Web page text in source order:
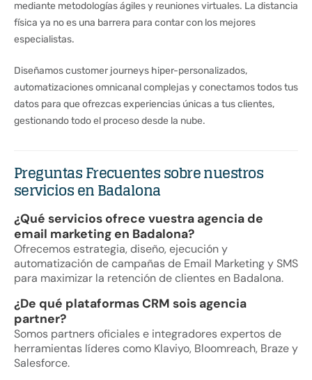
mediante metodologías ágiles y reuniones virtuales. La distancia
física ya no es una barrera para contar con los mejores
especialistas.
Diseñamos customer journeys hiper-personalizados,
automatizaciones omnicanal complejas y conectamos todos tus
datos para que ofrezcas experiencias únicas a tus clientes,
gestionando todo el proceso desde la nube.
Preguntas Frecuentes sobre nuestros
servicios en Badalona
¿Qué servicios ofrece vuestra agencia de
email marketing en Badalona?
Ofrecemos estrategia, diseño, ejecución y
automatización de campañas de Email Marketing y SMS
para maximizar la retención de clientes en Badalona.
¿De qué plataformas CRM sois agencia
partner?
Somos partners oficiales e integradores expertos de
herramientas líderes como Klaviyo, Bloomreach, Braze y
Salesforce.